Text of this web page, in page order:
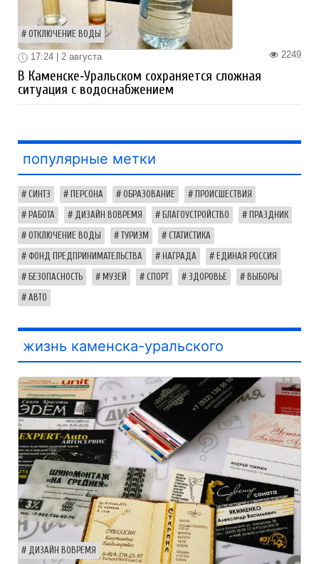
ОТКЛЮЧЕНИЕ ВОДЫ
2249
17:24 | 2 августа
В Каменске‑Уральском сохраняется сложная
ситуация с водоснабжением
популярные метки
СИНТЗ ПЕРСОНА ОБРАЗОВАНИЕ ПРОИСШЕСТВИЯ
РАБОТА ДИЗАЙН ВОВРЕМЯ БЛАГОУСТРОЙСТВО ПРАЗДНИК
ОТКЛЮЧЕНИЕ ВОДЫ ТУРИЗМ СТАТИСТИКА
ФОНД ПРЕДПРИНИМАТЕЛЬСТВА НАГРАДА ЕДИНАЯ РОССИЯ
БЕЗОПАСНОСТЬ МУЗЕЙ СПОРТ ЗДОРОВЬЕ ВЫБОРЫ
АВТО
жизнь каменска-уральского
ДИЗАЙН ВОВРЕМЯ